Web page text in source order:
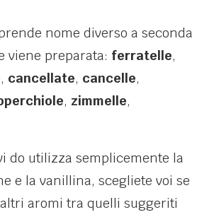
nome diverso a seconda
viene preparata: ferratelle,
, cancellate, cancelle,
, zimmelle,
do utilizza semplicemente la
e la vanillina, scegliete voi se
aromi tra quelli suggeriti